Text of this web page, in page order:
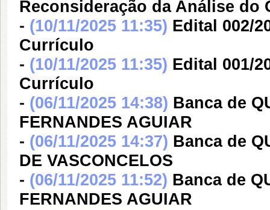
Reconsideração da Análise do
- (10/11/2025 11:35) Edital 002/
Currículo
- (10/11/2025 11:35) Edital 001/
Currículo
- (06/11/2025 14:38) Banca de
FERNANDES AGUIAR
- (06/11/2025 14:37) Banca de
DE VASCONCELOS
- (06/11/2025 11:52) Banca de
FERNANDES AGUIAR